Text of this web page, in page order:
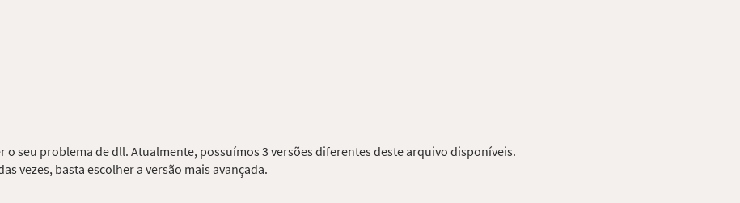
o seu problema de dll. Atualmente, possuímos 3 versões diferentes deste arquivo disponíveis.
vezes, basta escolher a versão mais avançada.